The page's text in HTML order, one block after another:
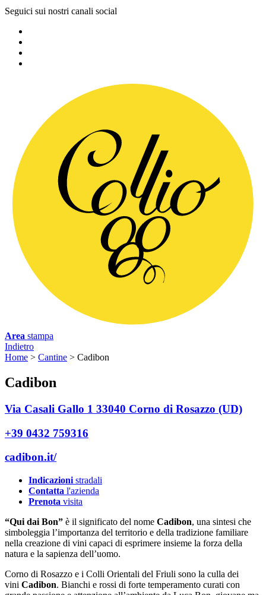
Seguici sui nostri canali social
Area stampa
Indietro
Home > Cantine > Cadibon
Cadibon
Via Casali Gallo 1 33040 Corno di Rosazzo (UD)
+39 0432 759316
cadibon.it/
Indicazioni stradali
Contatta l'azienda
Prenota visita
“Qui dai Bon” è il significato del nome Cadibon, una sintesi che
simboleggia l’importanza del territorio e della tradizione familiare
nella creazione di vini capaci di esprimere insieme la forza della
natura e la sapienza dell’uomo.
Corno di Rosazzo e i Colli Orientali del Friuli sono la culla dei
vini Cadibon. Bianchi e rossi di forte temperamento curati con